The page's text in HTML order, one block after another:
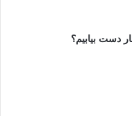
دست بیابیم؟